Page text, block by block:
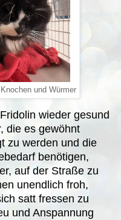
und Würmer
wieder gesund
die es gewöhnt
zu werden und die
benötigen,
auf der Straße zu
unendlich froh,
satt fressen zu
und Anspannung